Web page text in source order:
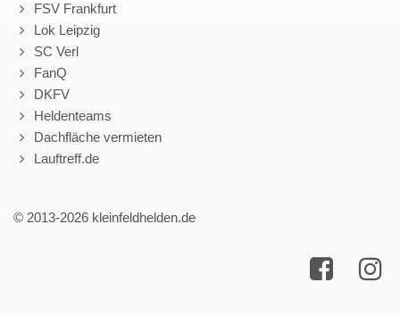
FSV Frankfurt
Lok Leipzig
SC Verl
FanQ
DKFV
Heldenteams
Dachfläche vermieten
Lauftreff.de
© 2013-2026 kleinfeldhelden.de